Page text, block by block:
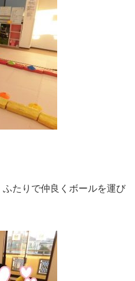
たりで仲良くボールを運び